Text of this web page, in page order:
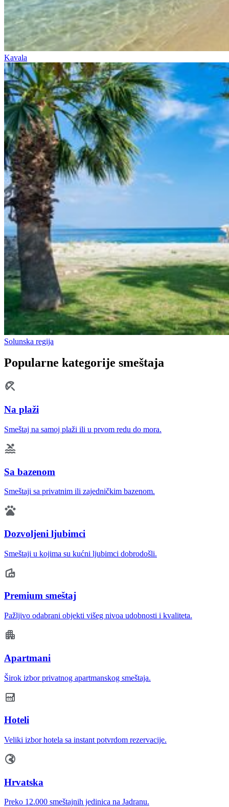
Kavala
Solunska regija
Popularne kategorije smeštaja
Na plaži
Smeštaj na samoj plaži ili u prvom redu do mora.
Sa bazenom
Smeštaji sa privatnim ili zajedničkim bazenom.
Dozvoljeni ljubimci
Smeštaji u kojima su kućni ljubimci dobrodošli.
Premium smeštaj
Pažljivo odabrani objekti višeg nivoa udobnosti i kvaliteta.
Apartmani
Širok izbor privatnog apartmanskog smeštaja.
Hoteli
Veliki izbor hotela sa instant potvrdom rezervacije.
Hrvatska
Preko 12.000 smeštajnih jedinica na Jadranu.